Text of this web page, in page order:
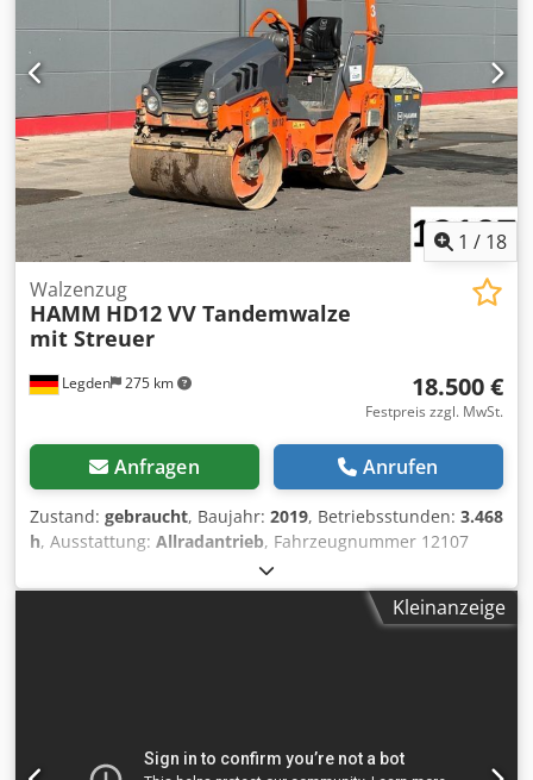
1 / 18
Legden 275 km
Walzenzug
HAMM HD12 VV Tandemwalze
mit Streuer
18.500 €
Festpreis zzgl. MwSt.
Anfragen Anrufen
Zustand: gebraucht, Baujahr: 2019, Betriebsstunden: 3.468
h, Ausstattung: Allradantrieb, Fahrzeugnummer 12107
Irrtümer & Zwischenverkauf vorbehalten Dodey T Uimjpfx
Ak Ejkr
Kleinanzeige